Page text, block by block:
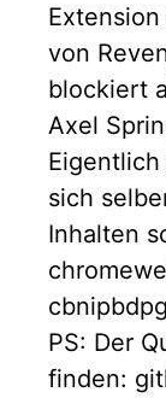
von
blockiert
Axel
sich
Inhalten
PS: Der
finden: